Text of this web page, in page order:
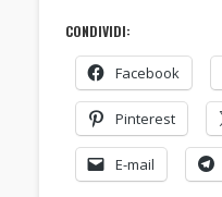
CONDIVIDI:
Facebook
Pinterest
E-mail